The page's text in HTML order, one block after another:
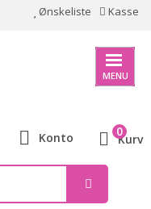
Ønskeliste Kasse
MENU
Konto Kurv
0